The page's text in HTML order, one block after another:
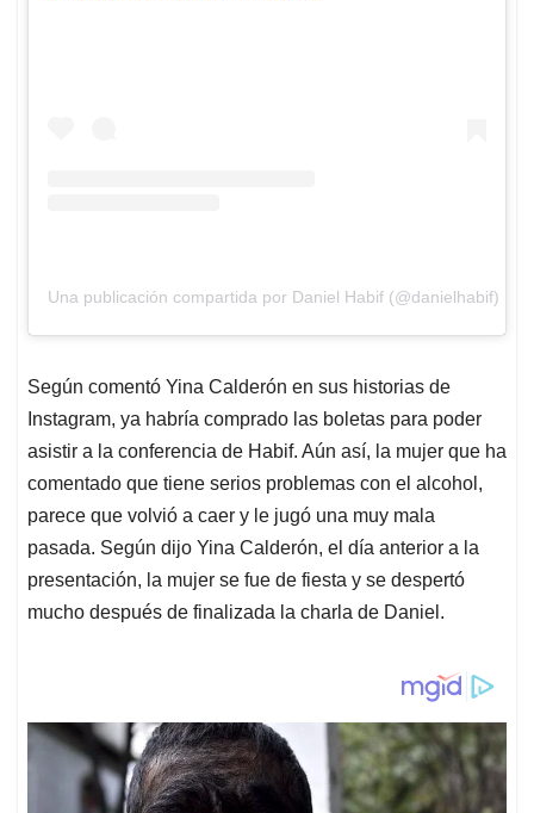
Una publicación compartida por Daniel Habif (@danielhabif)
Según comentó Yina Calderón en sus historias de
Instagram, ya habría comprado las boletas para poder
asistir a la conferencia de Habif. Aún así, la mujer que ha
comentado que tiene serios problemas con el alcohol,
parece que volvió a caer y le jugó una muy mala
pasada. Según dijo Yina Calderón, el día anterior a la
presentación, la mujer se fue de fiesta y se despertó
mucho después de finalizada la charla de Daniel.